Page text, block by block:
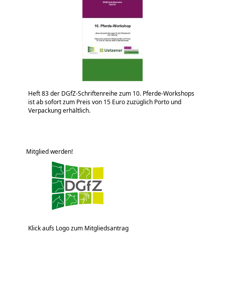
Heft 83 der DGfZ-Schriftenreihe zum 10. Pferde-Workshops
ist ab sofort zum Preis von 15 Euro zuzüglich Porto und
Verpackung erhältlich.
Mitglied werden!
Klick aufs Logo zum Mitgliedsantrag